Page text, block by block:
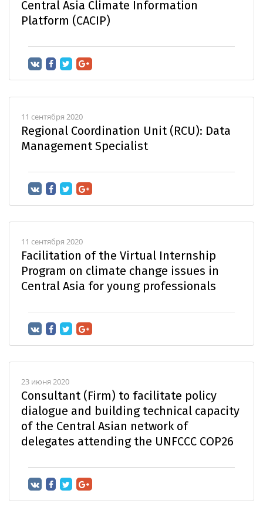
Central Asia Climate Information
Platform (CACIP)
11 сентября 2020
Regional Coordination Unit (RCU): Data
Management Specialist
11 сентября 2020
Facilitation of the Virtual Internship
Program on climate change issues in
Central Asia for young professionals
23 июня 2020
Consultant (Firm) to facilitate policy
dialogue and building technical capacity
of the Central Asian network of
delegates attending the UNFCCC COP26